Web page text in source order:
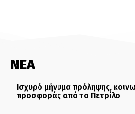
ΝΕΑ
Ισχυρό μήνυμα πρόληψης,
προσφοράς από το Πετρίλο